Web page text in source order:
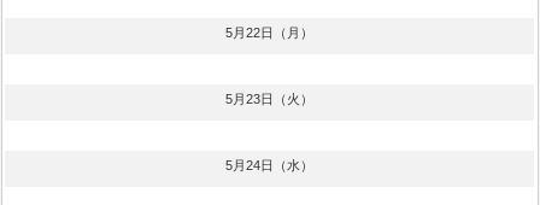
5月22日（月）
5月23日（火）
5月24日（水）